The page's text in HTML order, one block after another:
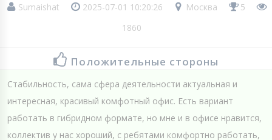
Sumaishat 2025-07-01 10:20:26 Москва
5
1860
Положительные стороны
Стабильность, сама сфера деятельности актуальная и
интересная, красивый комфотный офис. Есть вариант
работать в гибридном формате, но мне и в офисе нравится,
коллектив у нас хороший, с ребятами комфортно работать,